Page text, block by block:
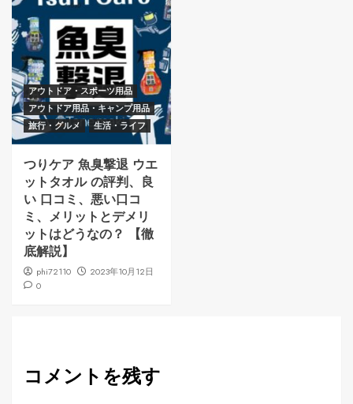
アウトドア・スポーツ用品
アウトドア用品・キャンプ用品
旅行・グルメ
生活・ライフ
つりケア 魚臭撃退 ウエ
ットタオル の評判、良
い 口コミ、悪い口コ
ミ、メリットとデメリ
ットはどうなの？ 【徹
底解説】
phi72110
2023年10月12日
0
コメントを残す